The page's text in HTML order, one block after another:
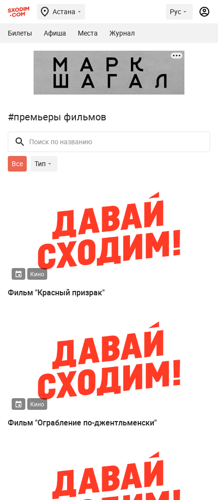
Астана Рус
Билеты Афиша Места Журнал
#премьеры фильмов
Все Тип
Кино
Фильм "Красный призрак"
Кино
Фильм "Ограбление по-джентльменски"